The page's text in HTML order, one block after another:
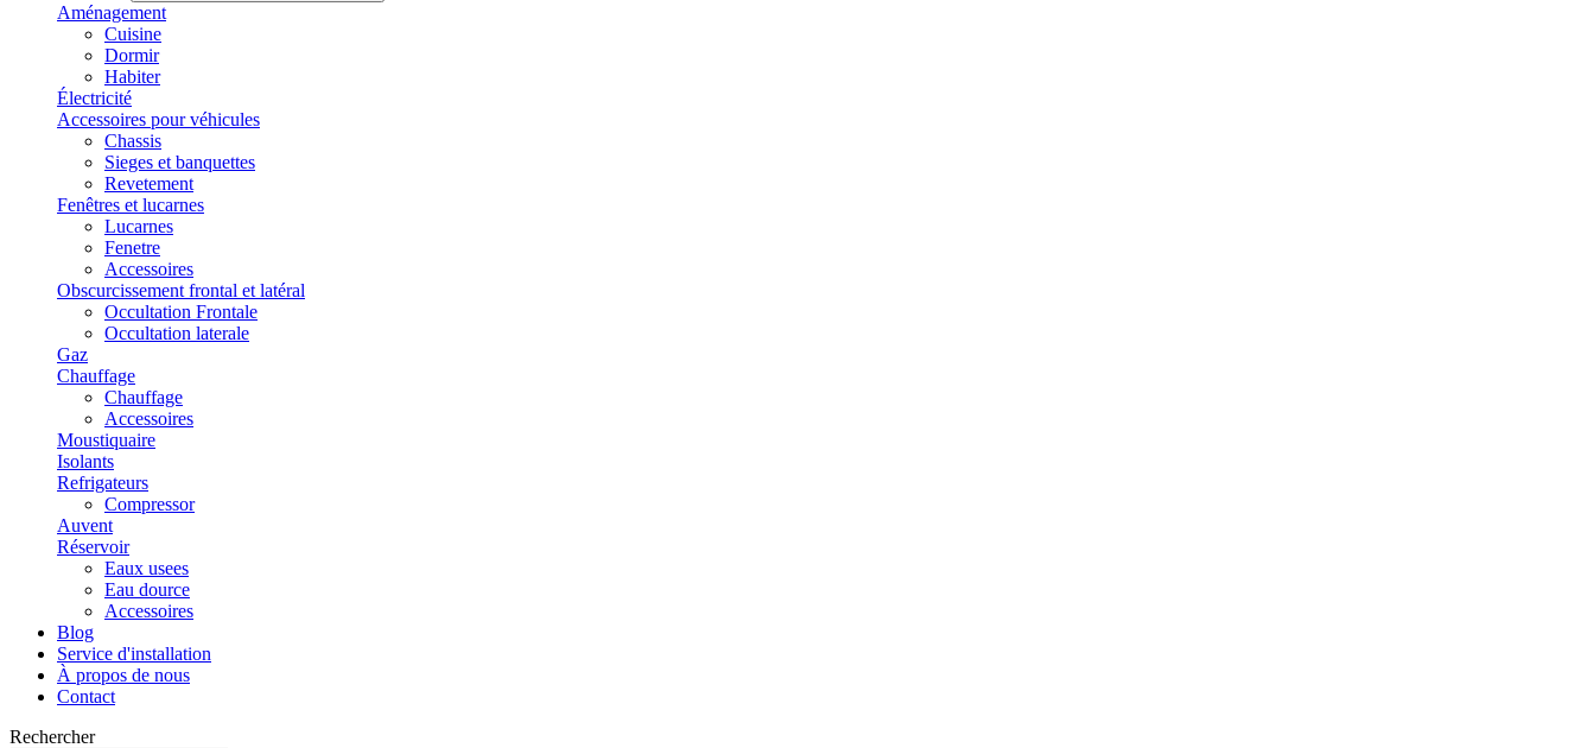
Aménagement
Cuisine
Dormir
Habiter
Électricité
Accessoires pour véhicules
Chassis
Sieges et banquettes
Revetement
Fenêtres et lucarnes
Lucarnes
Fenetre
Accessoires
Obscurcissement frontal et latéral
Occultation Frontale
Occultation laterale
Gaz
Chauffage
Chauffage
Accessoires
Moustiquaire
Isolants
Refrigateurs
Compressor
Auvent
Réservoir
Eaux usees
Eau dource
Accessoires
Blog
Service d'installation
À propos de nous
Contact
Rechercher